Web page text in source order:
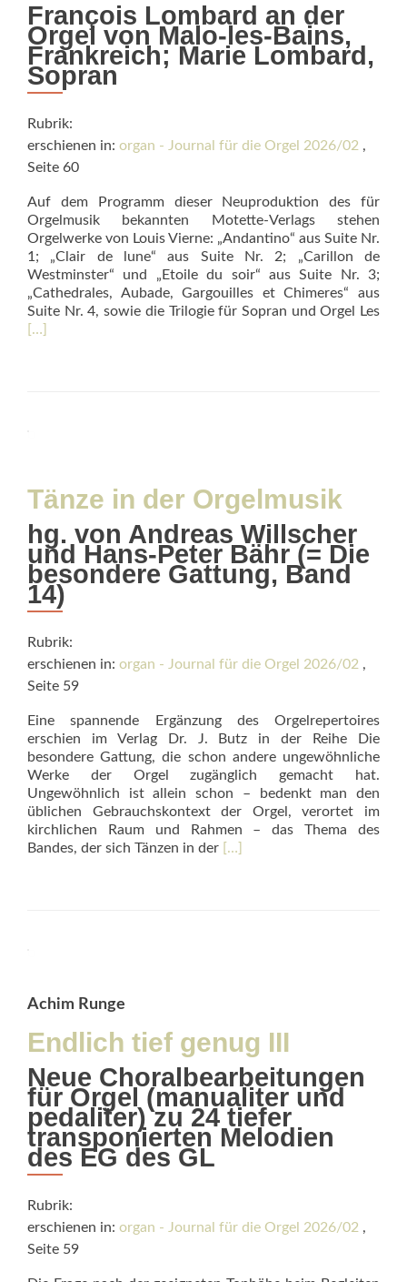
François Lombard an der
Orgel von Malo-les-Bains,
Frankreich; Marie Lombard,
Sopran
Rubrik:
erschienen in: organ - Journal für die Orgel 2026/02 ,
Seite 60
Auf dem Programm dieser Neuproduktion des für
Orgelmusik bekannten Motette-Verlags stehen
Orgelwerke von Louis Vierne: „Andantino“ aus Suite Nr.
1; „Clair de lune“ aus Suite Nr. 2; „Carillon de
Westminster“ und „Etoile du soir“ aus Suite Nr. 3;
„Cathedrales, Aubade, Gargouilles et Chimeres“ aus
Suite Nr. 4, sowie die Trilogie für Sopran und Orgel Les
[…]
Tänze in der Orgelmusik
hg. von Andreas Willscher
und Hans-Peter Bähr (= Die
besondere Gattung, Band
14)
Rubrik:
erschienen in: organ - Journal für die Orgel 2026/02 ,
Seite 59
Eine spannende Ergänzung des Or­gelrepertoires
erschien im Verlag Dr. J. Butz in der Reihe Die
besondere Gattung, die schon andere ungewöhnliche
Werke der Orgel zugänglich gemacht hat.
Ungewöhnlich ist allein schon – bedenkt man den
üblichen Gebrauchskontext der Orgel, verortet im
kirchlichen Raum und Rahmen – das Thema des
Bandes, der sich Tänzen in der Read
[…]
Achim Runge
Endlich tief genug III
Neue Choralbearbeitungen
für Orgel (manualiter und
pedaliter) zu 24 tiefer
transponierten Melodien
des EG des GL
Rubrik:
erschienen in: organ - Journal für die Orgel 2026/02 ,
Seite 59